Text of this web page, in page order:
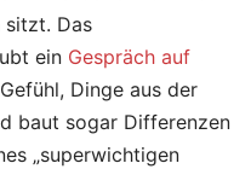
sitzt. Das
ein Gespräch auf
Dinge aus der
baut sogar Differenzen
„superwichtigen